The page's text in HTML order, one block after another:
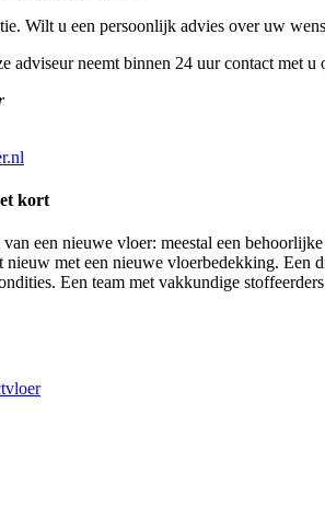
Wilt u een persoonlijk advies over uw
adviseur neemt binnen 24 uur contact met u
kort
een nieuwe vloer: meestal een
nieuw met een nieuwe vloerbedekking. Een
Een team met vakkundige